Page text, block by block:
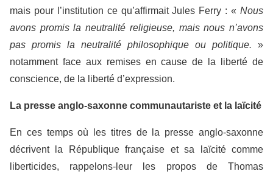
mais pour l’institution ce qu’affirmait Jules Ferry : « Nous
avons promis la neutralité religieuse, mais nous n’avons
pas promis la neutralité philosophique ou politique. »
notamment face aux remises en cause de la liberté de
conscience, de la liberté d’expression.
La presse anglo-saxonne communautariste et la laïcité
En ces temps où les titres de la presse anglo-saxonne
décrivent la République française et sa laïcité comme
liberticides, rappelons-leur les propos de Thomas